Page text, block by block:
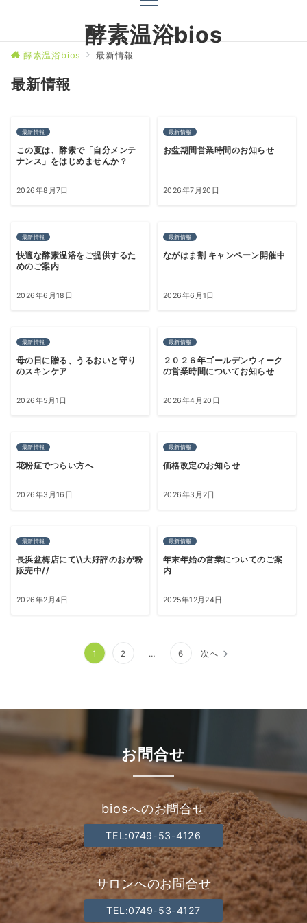
酵素温浴bios
酵素温浴bios 最新情報
最新情報
最新情報
この夏は、酵素で「自分メンテ
ナンス」をはじめませんか？
2026年8月7日
最新情報
お盆期間営業時間のお知らせ
2026年7月20日
最新情報
快適な酵素温浴をご提供するた
めのご案内
2026年6月18日
最新情報
ながはま割 キャンペーン開催中
2026年6月1日
最新情報
母の日に贈る、うるおいと守り
のスキンケア
2026年5月1日
最新情報
２０２６年ゴールデンウィーク
の営業時間についてお知らせ
2026年4月20日
最新情報
花粉症でつらい方へ
2026年3月16日
最新情報
価格改定のお知らせ
2026年3月2日
最新情報
長浜盆梅店にて\\大好評のおが粉
販売中//
2026年2月4日
最新情報
年末年始の営業についてのご案
内
2025年12月24日
ペ
ジ
1 2 … 6 次へ
お問合せ
biosへのお問合せ
TEL:0749-53-4126
サロンへのお問合せ
TEL:0749-53-4127